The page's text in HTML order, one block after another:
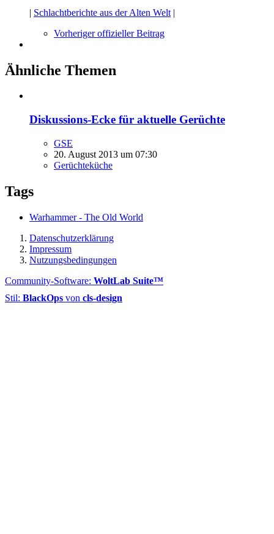
| Schlachtberichte aus der Alten Welt |
Vorheriger offizieller Beitrag
Ähnliche Themen
Diskussions-Ecke für aktuelle Gerüchte
GSE
20. August 2013 um 07:30
Gerüchteküche
Tags
Warhammer - The Old World
Datenschutzerklärung
Impressum
Nutzungsbedingungen
Community-Software: WoltLab Suite™
Stil: BlackOps von cls-design